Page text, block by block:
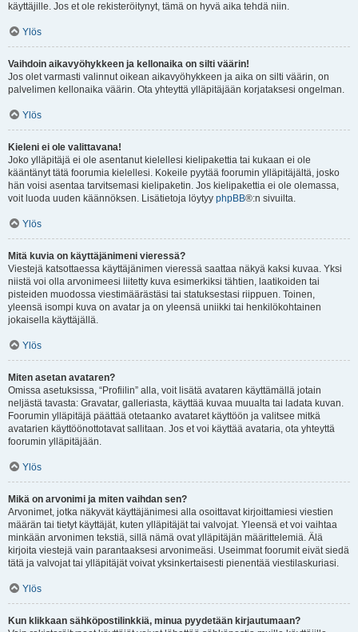
käyttäjille. Jos et ole rekisteröitynyt, tämä on hyvä aika tehdä niin.
Ylös
Vaihdoin aikavyöhykkeen ja kellonaika on silti väärin!
Jos olet varmasti valinnut oikean aikavyöhykkeen ja aika on silti väärin, on
palvelimen kellonaika väärin. Ota yhteyttä ylläpitäjään korjataksesi ongelman.
Ylös
Kieleni ei ole valittavana!
Joko ylläpitäjä ei ole asentanut kielellesi kielipakettia tai kukaan ei ole
kääntänyt tätä foorumia kielellesi. Kokeile pyytää foorumin ylläpitäjältä, josko
hän voisi asentaa tarvitsemasi kielipaketin. Jos kielipakettia ei ole olemassa,
voit luoda uuden käännöksen. Lisätietoja löytyy phpBB®:n sivuilta.
Ylös
Mitä kuvia on käyttäjänimeni vieressä?
Viestejä katsottaessa käyttäjänimen vieressä saattaa näkyä kaksi kuvaa. Yksi
niistä voi olla arvonimeesi liitetty kuva esimerkiksi tähtien, laatikoiden tai
pisteiden muodossa viestimäärästäsi tai statuksestasi riippuen. Toinen,
yleensä isompi kuva on avatar ja on yleensä uniikki tai henkilökohtainen
jokaisella käyttäjällä.
Ylös
Miten asetan avataren?
Omissa asetuksissa, “Profiilin” alla, voit lisätä avataren käyttämällä jotain
neljästä tavasta: Gravatar, galleriasta, käyttää kuvaa muualta tai ladata kuvan.
Foorumin ylläpitäjä päättää otetaanko avataret käyttöön ja valitsee mitkä
avatarien käyttöönottotavat sallitaan. Jos et voi käyttää avataria, ota yhteyttä
foorumin ylläpitäjään.
Ylös
Mikä on arvonimi ja miten vaihdan sen?
Arvonimet, jotka näkyvät käyttäjänimesi alla osoittavat kirjoittamiesi viestien
määrän tai tietyt käyttäjät, kuten ylläpitäjät tai valvojat. Yleensä et voi vaihtaa
minkään arvonimen tekstiä, sillä nämä ovat ylläpitäjän määrittelemiä. Älä
kirjoita viestejä vain parantaaksesi arvonimeäsi. Useimmat foorumit eivät siedä
tätä ja valvojat tai ylläpitäjät voivat yksinkertaisesti pienentää viestilaskuriasi.
Ylös
Kun klikkaan sähköpostilinkkiä, minua pyydetään kirjautumaan?